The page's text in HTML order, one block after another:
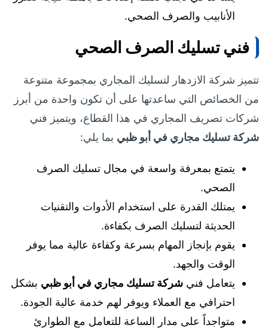
الأنابيب والصرف الصحي.
فني تسليك الصرف الصحي
تتميز شركة الازدهار لتسليك المجاري بمجموعة متنوعة
من الخصائص التي ساعدتها على أن تكون واحدة من أبرز
شركات تصريف المجاري في هذا القطاع، ويتميز فني
شركة تسليك مجاري في أبو ظبي بما يلي:
يتمتع بمعرفة واسعة في مجال تسليك الصرف
الصحي.
يمتلك القدرة على استخدام الأدوات والتقنيات
الحديثة لتسليك الصرف بكفاءة.
يقوم بإنجاز المهام بسرعة وكفاءة عالية مما يوفر
الوقت والجهد.
يتعامل فني شركة تسليك مجاري في أبو ظبي بشكل
احترافي مع العملاء ويوفر لهم خدمة عالية الجودة.
متواجداً على مدار الساعة للتعامل مع الطوارئ